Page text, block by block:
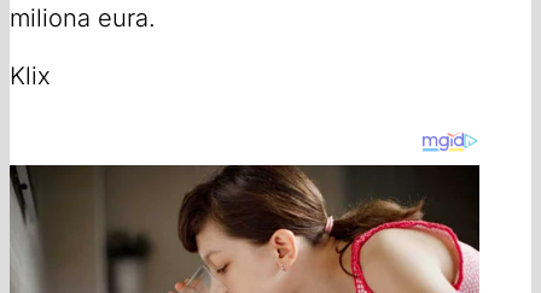
miliona eura.
Klix